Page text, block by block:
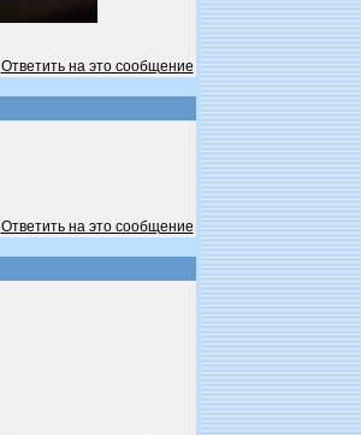
Ответить на это сообщение
Ответить на это сообщение